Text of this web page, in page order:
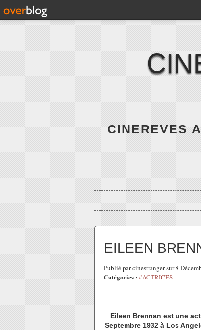
CINEREVES
EILEEN
Publié par cinestranger sur 8
Catégories : #ACTRICES
Eileen Brennan est une
Septembre 1932 à Los